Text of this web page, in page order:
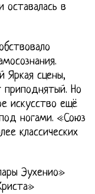
оставалась в
Яркая сцены,
приподнятый. Но
искусство ещё
ногами. «Союз
классических
Эухенио»